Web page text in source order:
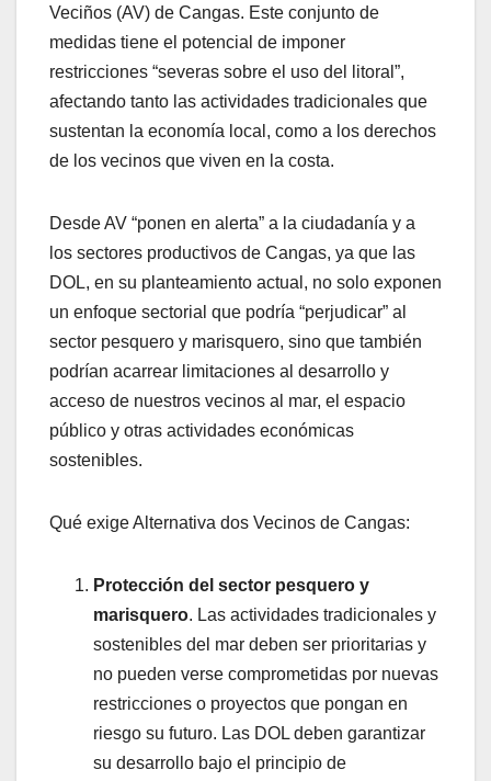
Veciños (AV) de Cangas. Este conjunto de
medidas tiene el potencial de imponer
restricciones “severas sobre el uso del litoral”,
afectando tanto las actividades tradicionales que
sustentan la economía local, como a los derechos
de los vecinos que viven en la costa.
Desde AV “ponen en alerta” a la ciudadanía y a
los sectores productivos de Cangas, ya que las
DOL, en su planteamiento actual, no solo exponen
un enfoque sectorial que podría “perjudicar” al
sector pesquero y marisquero, sino que también
podrían acarrear limitaciones al desarrollo y
acceso de nuestros vecinos al mar, el espacio
público y otras actividades económicas
sostenibles.
Qué exige Alternativa dos Vecinos de Cangas:
Protección del sector pesquero y
marisquero. Las actividades tradicionales y
sostenibles del mar deben ser prioritarias y
no pueden verse comprometidas por nuevas
restricciones o proyectos que pongan en
riesgo su futuro. Las DOL deben garantizar
su desarrollo bajo el principio de